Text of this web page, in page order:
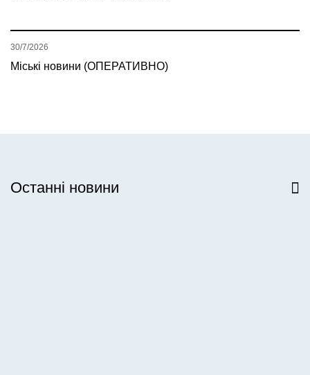
Міські новини (ОПЕРАТИВНО)
30/7/2026
Останні новини